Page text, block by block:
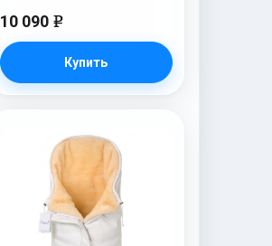
10 090 e
Купить